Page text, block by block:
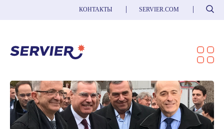
КОНТАКТЫ SERVIER.COM Поиск